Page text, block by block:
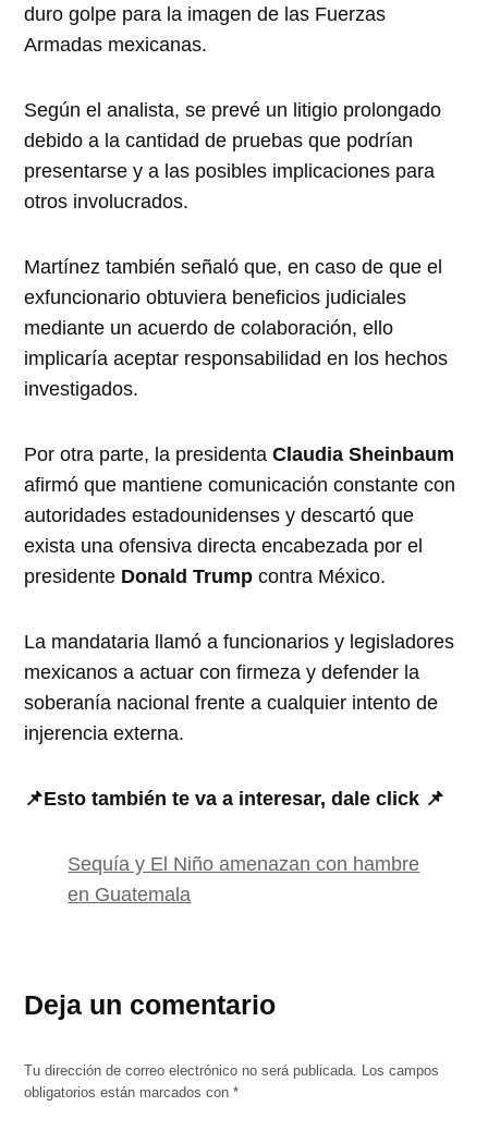
duro golpe para la imagen de las Fuerzas
Armadas mexicanas.
Según el analista, se prevé un litigio prolongado
debido a la cantidad de pruebas que podrían
presentarse y a las posibles implicaciones para
otros involucrados.
Martínez también señaló que, en caso de que el
exfuncionario obtuviera beneficios judiciales
mediante un acuerdo de colaboración, ello
implicaría aceptar responsabilidad en los hechos
investigados.
Por otra parte, la presidentaClaudia Sheinbaum
afirmó que mantiene comunicación constante con
autoridades estadounidenses y descartó que
exista una ofensiva directa encabezada por el
presidente Donald Trump contra México.
La mandataria llamó a funcionarios y legisladores
mexicanos a actuar con firmeza y defender la
soberanía nacional frente a cualquier intento de
injerencia externa.
📌Esto también te va a interesar, dale click 📌
Sequía y El Niño amenazan con hambre
en Guatemala
Deja un comentario
Tu dirección de correo electrónico no será publicada. Los campos
obligatorios están marcados con*